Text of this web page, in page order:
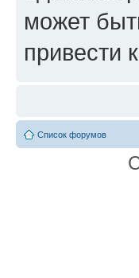
может
привести
Список форумов